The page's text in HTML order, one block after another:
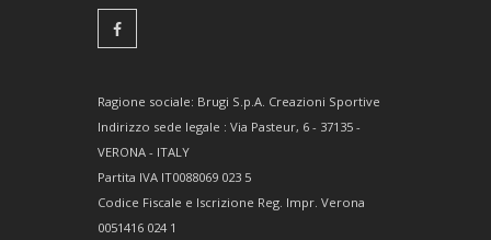
Ragione sociale: Brugi S.p.A. Creazioni Sportive
Indirizzo sede legale : Via Pasteur, 6 - 37135 -
VERONA - ITALY
Partita IVA IT0088069 023 5
Codice Fiscale e Iscrizione Reg. Impr. Verona
0051416 024 1